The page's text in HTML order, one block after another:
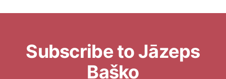
Subscribe to Jāzeps
Baško